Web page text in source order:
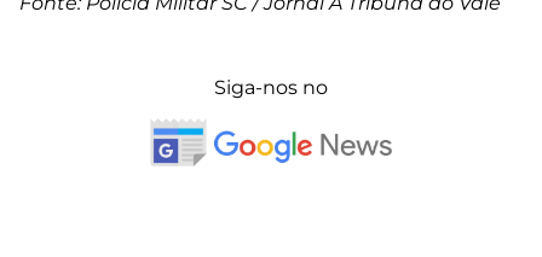
Siga-nos no